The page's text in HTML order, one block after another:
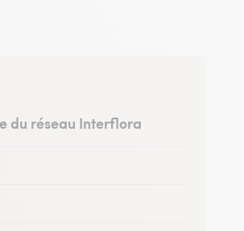
du réseau Interflora